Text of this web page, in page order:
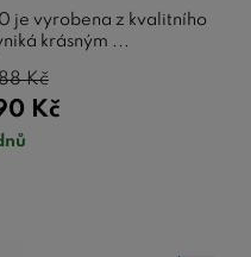
je vyrobena z kvalitního
krásným ...
Kč
Kč